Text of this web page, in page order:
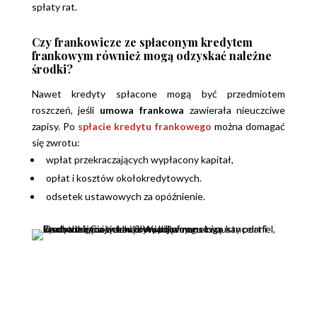
spłaty rat.
Czy frankowicze ze spłaconym kredytem
frankowym również mogą odzyskać należne
środki?
Nawet kredyty spłacone mogą być przedmiotem
roszczeń, jeśli umowa frankowa zawierała nieuczciwe
zapisy. Po spłacie kredytu frankowego można domagać
się zwrotu:
wpłat przekraczających wypłacony kapitał,
opłat i kosztów okołokredytowych.
odsetek ustawowych za opóźnienie.